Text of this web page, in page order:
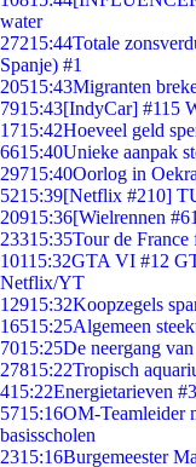
water
27215:44Totale
Spanje) #1
20515:43Migranten
7915:43[IndyCar] #115
1715:42Hoeveel geld
6615:40Unieke aanpak
29715:40Oorlog in
5215:39[Netflix #210]
20915:36[Wielrennen
23315:35Tour de
10115:32GTA VI #12
Netflix/YT
12915:32Koopzegels
16515:25Algemeen
7015:25De neergang
27815:22Tropisch
415:22Energietarieven
5715:16OM-Teamleider
basisscholen
2315:16Burgemeester